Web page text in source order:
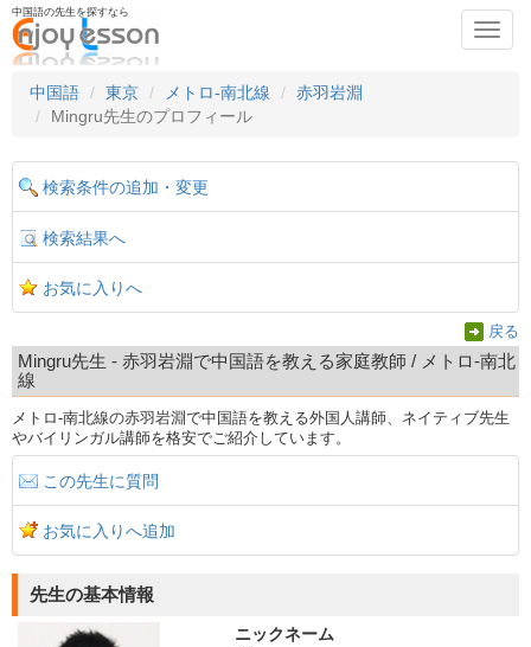
中国語の先生を探すなら
中国語
東京 メトロ-南北線
赤羽岩淵
Mingru先生のプロフィール
検索条件の追加・変更
検索結果へ
お気に入りへ
戻る
Mingru先生 - 赤羽岩淵で中国語を教える家庭教師 / メトロ-南北
線
メトロ-南北線の赤羽岩淵で中国語を教える外国人講師、ネイティブ先生
やバイリンガル講師を格安でご紹介しています。
この先生に質問
お気に入りへ追加
先生の基本情報
ニックネーム